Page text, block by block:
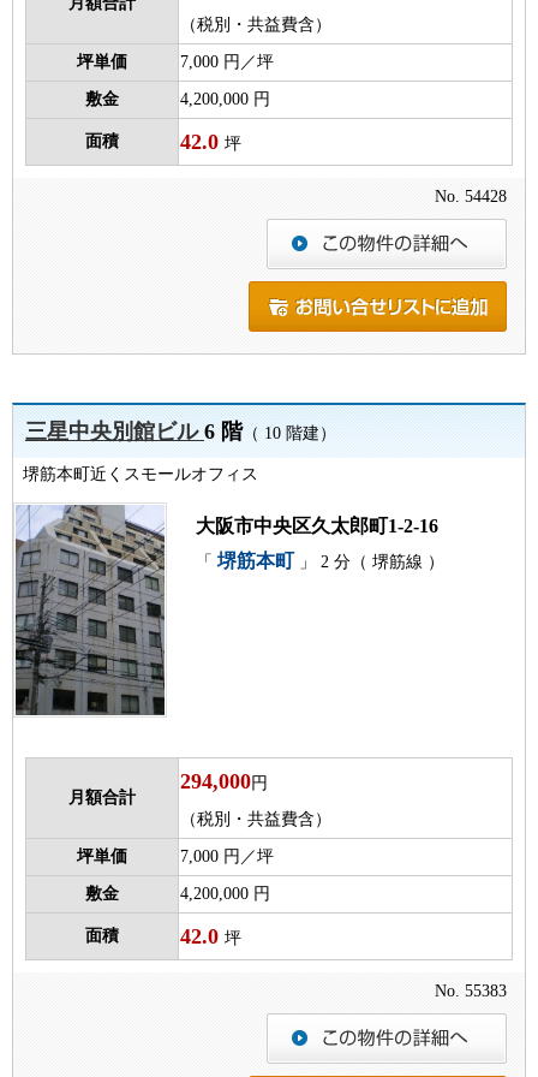
（税別・共益費含）
坪単価 7,000 円／坪
敷金 4,200,000 円
面積 42.0 坪
No. 54428
三星中央別館ビル6 階（ 10 階建）
堺筋本町近くスモールオフィス
大阪市中央区久太郎町1-2-16
「 堺筋本町 」 2 分（ 堺筋線 ）
月額合計
294,000円
（税別・共益費含）
坪単価 7,000 円／坪
敷金 4,200,000 円
面積 42.0 坪
No. 55383